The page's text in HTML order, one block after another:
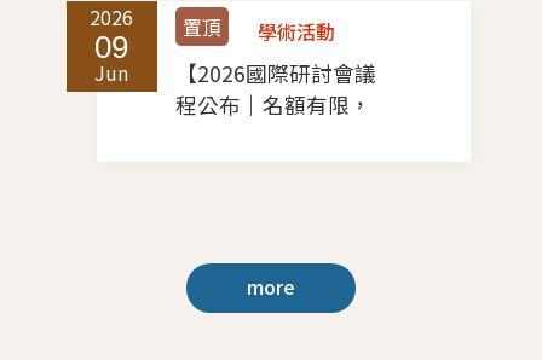
2026
09
Jun
置頂 學術活動
【2026國際研討會議
程公布｜名額有限，
more